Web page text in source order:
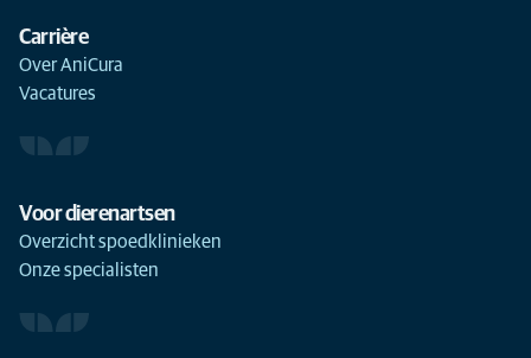
Carrière
Over AniCura
Vacatures
Voor dierenartsen
Overzicht spoedklinieken
Onze specialisten